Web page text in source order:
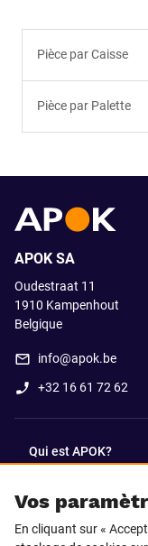
Pièce par Caisse
Pièce par Palette
Vos
En cliquant sur «
APOK SA
Oudestraat 11
1910 Kampenhout
Belgique
info@apok.be
+32 16 61 72 62
Qui est APOK?
SUIVEZ-NOUS SUR